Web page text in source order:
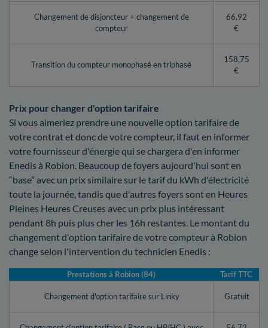
Changement de disjoncteur + changement de
compteur
66,92
€
Transition du compteur monophasé en triphasé
158,75
€
Prix pour changer d'option tarifaire
Si vous aimeriez prendre une nouvelle option tarifaire de
votre contrat et donc de votre compteur, il faut en informer
votre fournisseur d'énergie qui se chargera d'en informer
Enedis à Robion. Beaucoup de foyers aujourd'hui sont en
“base” avec un prix similaire sur le tarif du kWh d'électricité
toute la journée, tandis que d'autres foyers sont en Heures
Pleines Heures Creuses avec un prix plus intéressant
pendant 8h puis plus cher les 16h restantes. Le montant du
changement d'option tarifaire de votre compteur à Robion
change selon l'intervention du technicien Enedis :
Prestations à Robion (84) Tarif TTC
Changement d'option tarifaire sur Linky Gratuit